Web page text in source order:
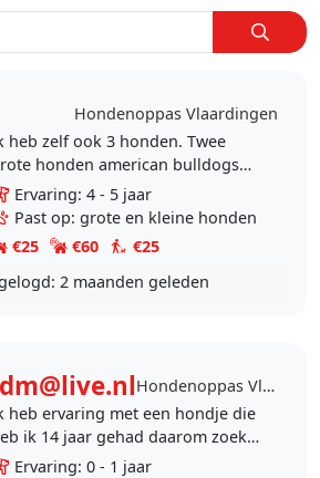
Hondenoppas Vlaardingen
heb zelf ook 3 honden. Twee
honden american bulldogs
een kleine boomer hond en een
Ervaring: 4 - 5 jaar
Past op: grote en kleine honden
€25
€60
€25
2 maanden geleden
Hondenoppas Vlaardingen
heb ervaring met een hondje die
ik 14 jaar gehad daarom zoek
nu andere oppashondjes
Ervaring: 0 - 1 jaar